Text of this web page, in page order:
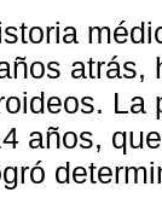
atrás,
La
años,